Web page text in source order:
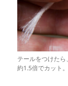
テールをつけたら
約1.5倍でカット